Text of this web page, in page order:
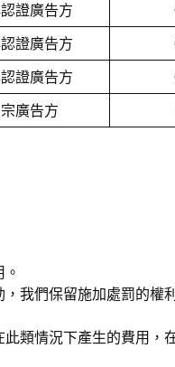
證廣告方
證廣告方
證廣告方
廣告方
我們保留施加處罰的權
類情況下產生的費用，